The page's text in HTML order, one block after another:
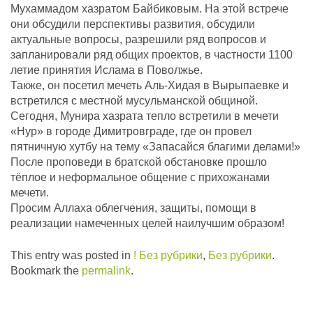
Мухаммадом хазратом Байбиковым. На этой встрече
они обсудили перспективы развития, обсудили
актуальные вопросы, разрешили ряд вопросов и
запланировали ряд общих проектов, в частности 1100
летие принятия Ислама в Поволжье.
Также, он посетил мечеть Аль-Хидая в Вырыпаевке и
встретился с местной мусульманской общиной.
Сегодня, Мунира хазрата тепло встретили в мечети
«Нур» в городе Димитровграде, где он провел
пятничную хутбу на тему «Запасайся благими делами!»
После проповеди в братской обстановке прошло
тёплое и неформальное общение с прихожанами
мечети.
Просим Аллаха облегчения, защиты, помощи в
реализации намеченных целей наилучшим образом!
This entry was posted in ! Без рубрики, Без рубрики.
Bookmark the permalink.